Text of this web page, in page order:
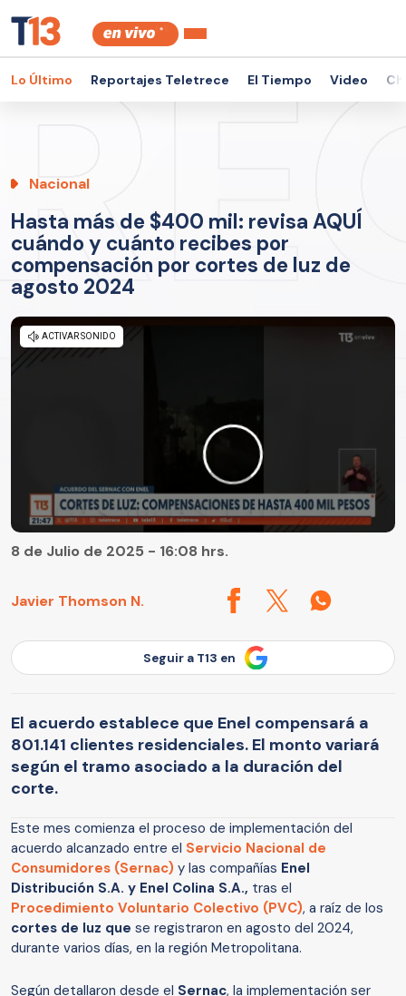
Lo Último Reportajes Teletrece El Tiempo Video
Nacional
Hasta más de $400 mil: revisa AQUÍ
cuándo y cuánto recibes por
compensación por cortes de luz de
agosto 2024
Javier Thomson N.
8 de Julio de 2025 - 16:08 hrs.
Seguir a T13 en
El acuerdo establece que Enel compensará a
801.141 clientes residenciales. El monto variará
según el tramo asociado a la duración del
corte.
Este mes comienza el proceso de implementación del
acuerdo alcanzado entre el Servicio Nacional de
Consumidores (Sernac) y las compañías Enel
Distribución S.A. y Enel Colina S.A., tras el
Procedimiento Voluntario Colectivo (PVC), a raíz de los
cortes de luz que se registraron en agosto del 2024,
durante varios días, en la región Metropolitana.
Según detallaron desde el Sernac, la implementación ser